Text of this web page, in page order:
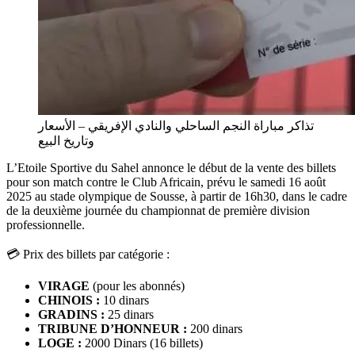
تذاكر مباراة النجم الساحلي والنادي الإفريقي – الأسعار
وتاريخ البيع
L’Etoile Sportive du Sahel annonce le début de la vente des billets
pour son match contre le Club Africain, prévu le samedi 16 août
2025 au stade olympique de Sousse, à partir de 16h30, dans le cadre
de la deuxième journée du championnat de première division
professionnelle.
💳 Prix des billets par catégorie :
VIRAGE (pour les abonnés)
CHINOIS : 10 dinars
GRADINS : 25 dinars
TRIBUNE D’HONNEUR : 200 dinars
LOGE : 2000 Dinars (16 billets)